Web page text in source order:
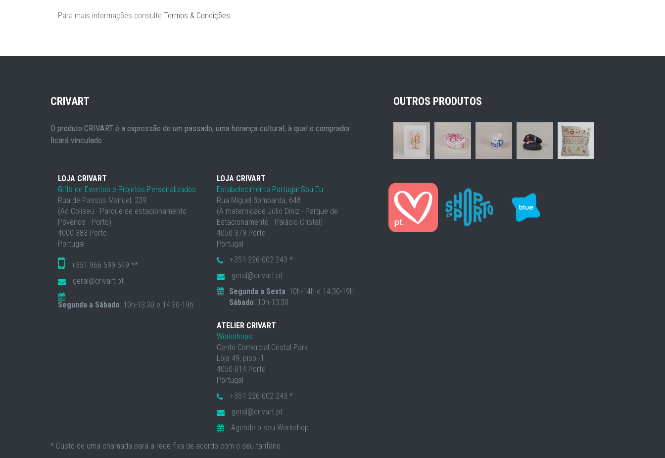
Para mais informações consulte Termos & Condições.
CRIVART
O produto CRIVART é a expressão de um passado, uma herança cultural, à qual o comprador
ficará vinculado.
LOJA CRIVART
Gifts de Eventos e Projetos Personalizados
Rua de Passos Manuel, 239
(Ao Coliseu - Parque de estacionamento
Poveiros - Porto)
4000-383 Porto
Portugal
+351 966 599 649 **
geral@crivart.pt
Segunda a Sábado: 10h-13:30 e 14:30-19h
LOJA CRIVART
Estabelecimento Portugal Sou Eu
Rua Miguel Bombarda, 648
(À maternidade Júlio Diniz - Parque de
Estacionamento - Palácio Cristal)
4050-379 Porto
Portugal
+351 226 002 243 *
geral@crivart.pt
Segunda a Sexta: 10h-14h e 14:30-19h
Sábado: 10h-13:30
ATELIER CRIVART
Workshops
Cento Comercial Cristal Park
Loja 49, piso -1
4050-014 Porto
Portugal
+351 226 002 243 *
geral@crivart.pt
Agende o seu Workshop
OUTROS PRODUTOS
* Custo de uma chamada para a rede fixa de acordo com o seu tarifário.